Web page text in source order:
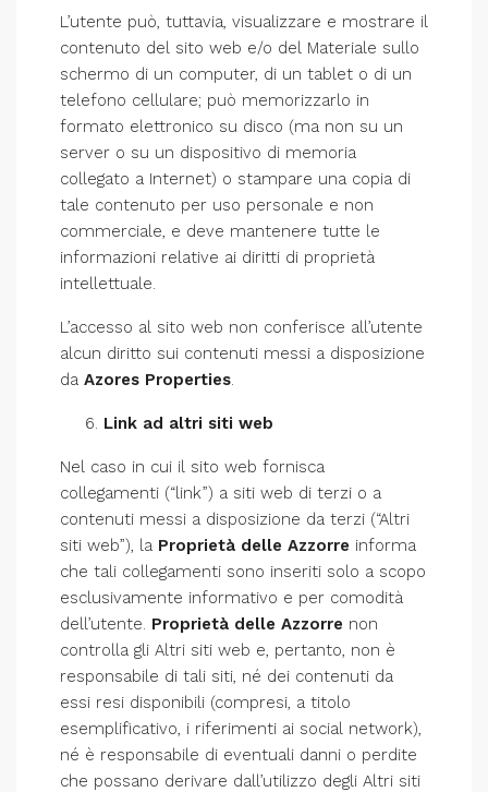
L’utente può, tuttavia, visualizzare e mostrare il
contenuto del sito web e/o del Materiale sullo
schermo di un computer, di un tablet o di un
telefono cellulare; può memorizzarlo in
formato elettronico su disco (ma non su un
server o su un dispositivo di memoria
collegato a Internet) o stampare una copia di
tale contenuto per uso personale e non
commerciale, e deve mantenere tutte le
informazioni relative ai diritti di proprietà
intellettuale.
L’accesso al sito web non conferisce all’utente
alcun diritto sui contenuti messi a disposizione
da Azores Properties.
Link ad altri siti web
Nel caso in cui il sito web fornisca
collegamenti (“link”) a siti web di terzi o a
contenuti messi a disposizione da terzi (“Altri
siti web”), la Proprietà delle Azzorre informa
che tali collegamenti sono inseriti solo a scopo
esclusivamente informativo e per comodità
dell’utente. Proprietà delle Azzorre non
controlla gli Altri siti web e, pertanto, non è
responsabile di tali siti, né dei contenuti da
essi resi disponibili (compresi, a titolo
esemplificativo, i riferimenti ai social network),
né è responsabile di eventuali danni o perdite
che possano derivare dall’utilizzo degli Altri siti